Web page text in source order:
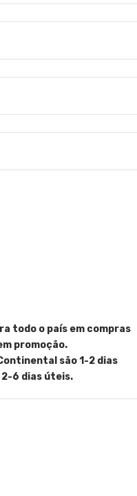
todo o país em compras
promoção.
são 1-2 dias
2-6 dias úteis.